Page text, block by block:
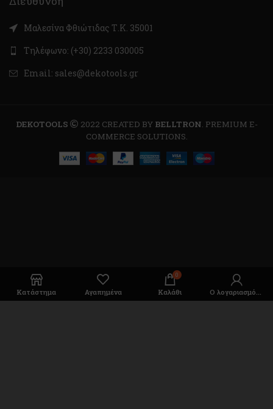
Μαλεσίνα Φθιώτιδας Τ.Κ. 35001
Τηλέφωνο: (+30) 2233 030005
Email: sales@dekotools.gr
DEKOTOOLS 2022 CREATED BY BELLTRON. PREMIUM E-
COMMERCE SOLUTIONS.
Κατάστημα Αγαπημένα
0
Καλάθι Ο λογαριασμός μου